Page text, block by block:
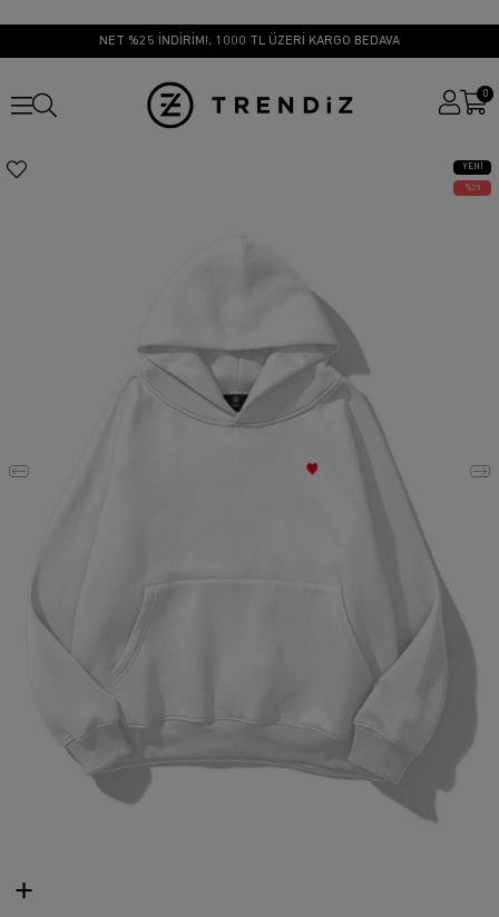
NET %25 İNDİRİM!, 1000 TL ÜZERİ KARGO BEDAVA
0
YENI
ÜRÜN
25